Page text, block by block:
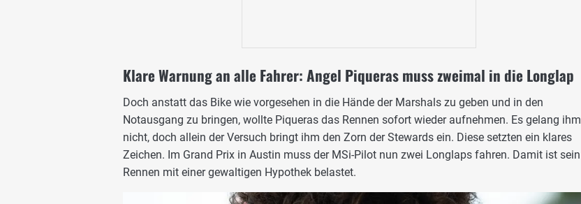
Klare Warnung an alle Fahrer: Angel Piqueras muss zweimal in die Longlap
Doch anstatt das Bike wie vorgesehen in die Hände der Marshals zu geben und in den
Notausgang zu bringen, wollte Piqueras das Rennen sofort wieder aufnehmen. Es gelang ihm
nicht, doch allein der Versuch bringt ihm den Zorn der Stewards ein. Diese setzten ein klares
Zeichen. Im Grand Prix in Austin muss der MSi-Pilot nun zwei Longlaps fahren. Damit ist sein
Rennen mit einer gewaltigen Hypothek belastet.